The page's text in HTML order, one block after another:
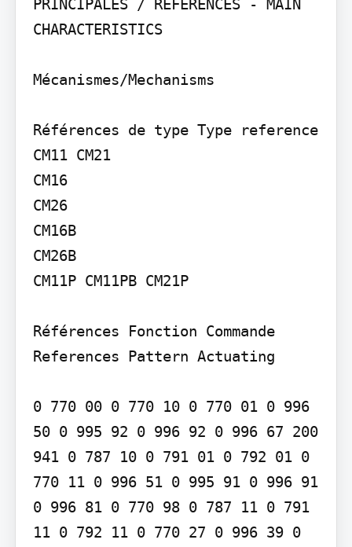
PRINCIPALES / REFERENCES - MAIN
CHARACTERISTICS
Mécanismes/Mechanisms
Références de type Type reference
CM11 CM21
CM16
CM26
CM16B
CM26B
CM11P CM11PB CM21P
Références Fonction Commande
References Pattern Actuating
0 770 00 0 770 10 0 770 01 0 996
50 0 995 92 0 996 92 0 996 67 200
941 0 787 10 0 791 01 0 792 01 0
770 11 0 996 51 0 995 91 0 996 91
0 996 81 0 770 98 0 787 11 0 791
11 0 792 11 0 770 27 0 996 39 0